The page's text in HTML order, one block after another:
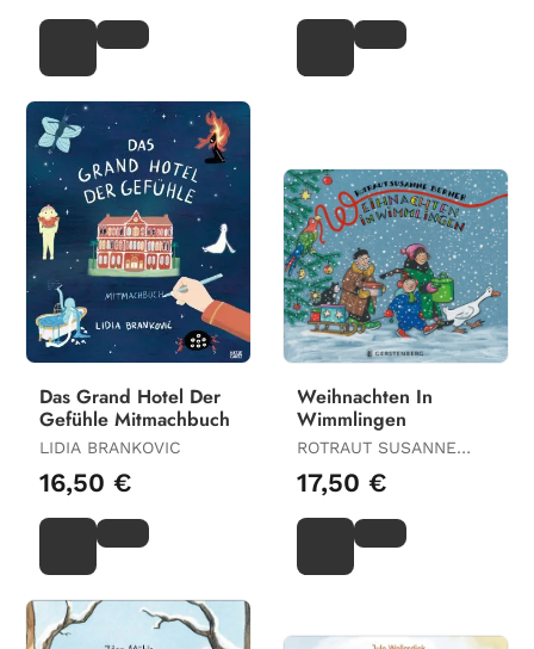
Das Grand Hotel Der
Gefühle Mitmachbuch
LIDIA BRANKOVIC
16,50 €
Weihnachten In
Wimmlingen
ROTRAUT SUSANNE
17,50 €